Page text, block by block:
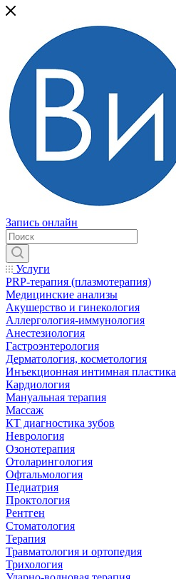
Запись онлайн
Услуги
PRP-терапия (плазмотерапия)
Медицинские анализы
Акушерство и гинекология
Аллергология-иммунология
Анестезиология
Гастроэнтерология
Дерматология, косметология
Инъекционная интимная пластика
Кардиология
Мануальная терапия
Массаж
КТ диагностика зубов
Неврология
Озонотерапия
Отоларингология
Офтальмология
Педиатрия
Проктология
Рентген
Стоматология
Терапия
Травматология и ортопедия
Трихология